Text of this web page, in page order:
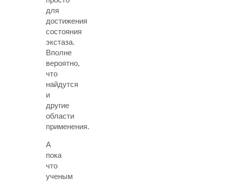
для
достижения
состояния
экстаза.
Вполне
вероятно,
что
найдутся
и
другие
области
применения.
А
пока
что
ученым